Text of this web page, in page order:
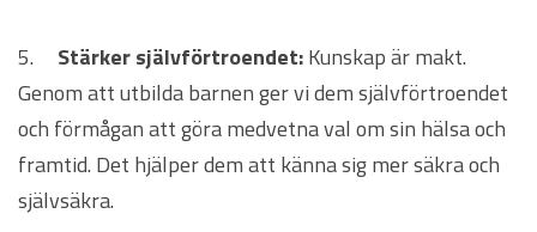
5. Stärker självförtroendet:Kunskap är makt.
Genom att utbilda barnen ger vi dem självförtroendet
och förmågan att göra medvetna val om sin hälsa och
framtid. Det hjälper dem att känna sig mer säkra och
självsäkra.